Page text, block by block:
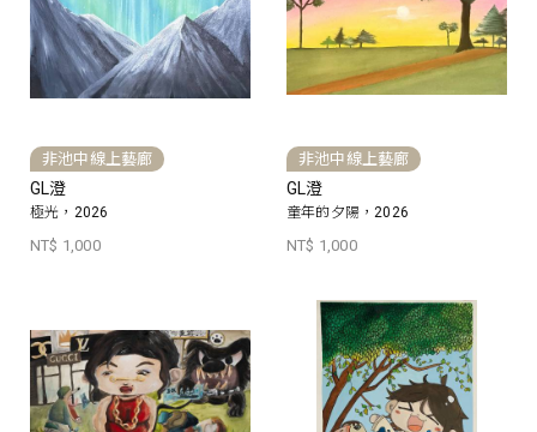
非池中線上藝廊
GL澄
極光，2026
NT$ 1,000
非池中線上藝廊
GL澄
童年的夕陽，2026
NT$ 1,000